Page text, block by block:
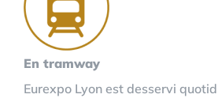
En tramway
Eurexpo Lyon est desservi